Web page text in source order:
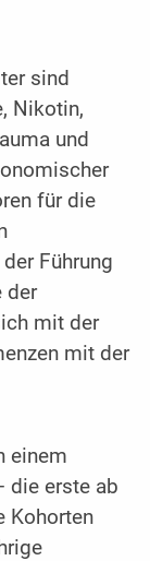
sind
Nikotin,
und
für die
Führung
der
mit der
mit der
einem
die erste ab
Kohorten